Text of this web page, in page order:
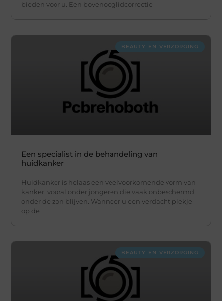
bieden voor u. Een bovenooglidcorrectie
BEAUTY EN VERZORGING
Een specialist in de behandeling van
huidkanker
Huidkanker is helaas een veelvoorkomende vorm van
kanker, vooral onder jongeren die vaak onbeschermd
onder de zon blijven. Wanneer u een verdacht plekje
op de
BEAUTY EN VERZORGING